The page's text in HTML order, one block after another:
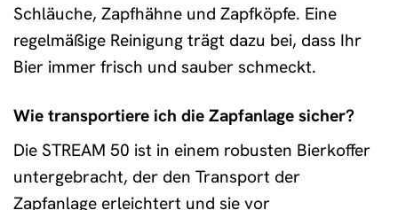
Schläuche, Zapfhähne und Zapfköpfe. Eine
regelmäßige Reinigung trägt dazu bei, dass Ihr
Bier immer frisch und sauber schmeckt.
Wie transportiere ich die Zapfanlage sicher?
Die STREAM 50 ist in einem robusten Bierkoffer
untergebracht, der den Transport der
Zapfanlage erleichtert und sie vor